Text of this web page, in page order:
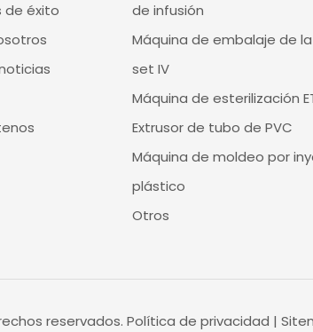
de éxito
de infusión
Máquina de embalaje de
set IV
Máquina de esterilización
Extrusor de tubo de PVC
Máquina de moldeo por
plástico
Otros
reservados. Política de privacidad |